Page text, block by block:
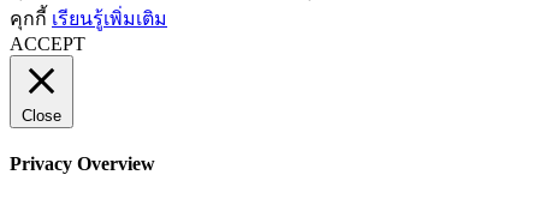
คุกกี้ เรียนรู้เพิ่มเติม
ACCEPT
Close
Privacy Overview